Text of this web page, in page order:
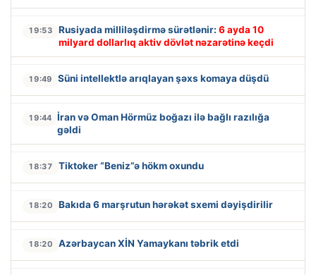
19:53 Rusiyada milliləşdirmə sürətlənir: 6 ayda 10
milyard dollarlıq aktiv dövlət nəzarətinə keçdi
19:49 Süni intellektlə arıqlayan şəxs komaya düşdü
19:44 İran və Oman Hörmüz boğazı ilə bağlı razılığa
gəldi
18:37 Tiktoker “Beniz”ə hökm oxundu
18:20 Bakıda 6 marşrutun hərəkət sxemi dəyişdirilir
18:20 Azərbaycan XİN Yamaykanı təbrik etdi